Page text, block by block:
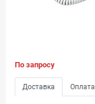
По запросу
Доставка Оплата